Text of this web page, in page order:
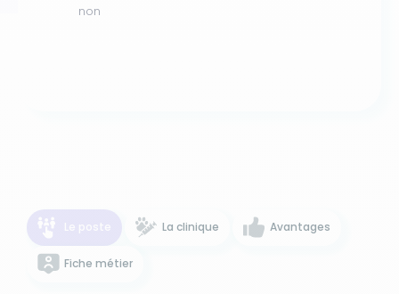
non
Le poste La clinique Avantages
Fiche métier